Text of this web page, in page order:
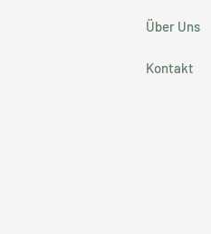
Über Uns
Kontakt